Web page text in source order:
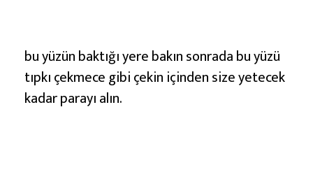
bu yüzün baktığı yere bakın sonrada bu yüzü
tıpkı çekmece gibi çekin içinden size yetecek
kadar parayı alın.